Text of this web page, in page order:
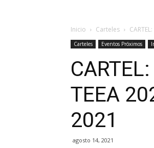
Inicio Carteles
Carteles Eventos Próximos
TEEA
2021
agosto 14, 2021